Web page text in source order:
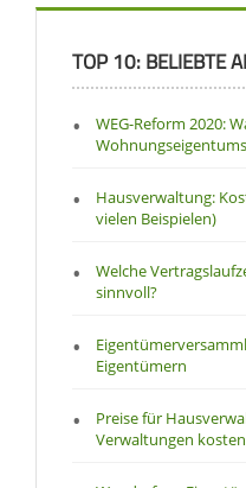
TOP 10: BELIEBTE
WEG-Reform 2020:
Hausverwaltung:
vielen Beispielen)
Welche
sinnvoll?
Eigentümern
Preise für
Verwaltungen